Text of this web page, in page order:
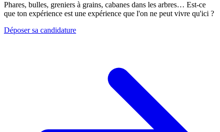
Phares, bulles, greniers à grains, cabanes dans les arbres… Est-ce
que ton expérience est une expérience que l'on ne peut vivre qu'ici ?
Déposer sa candidature